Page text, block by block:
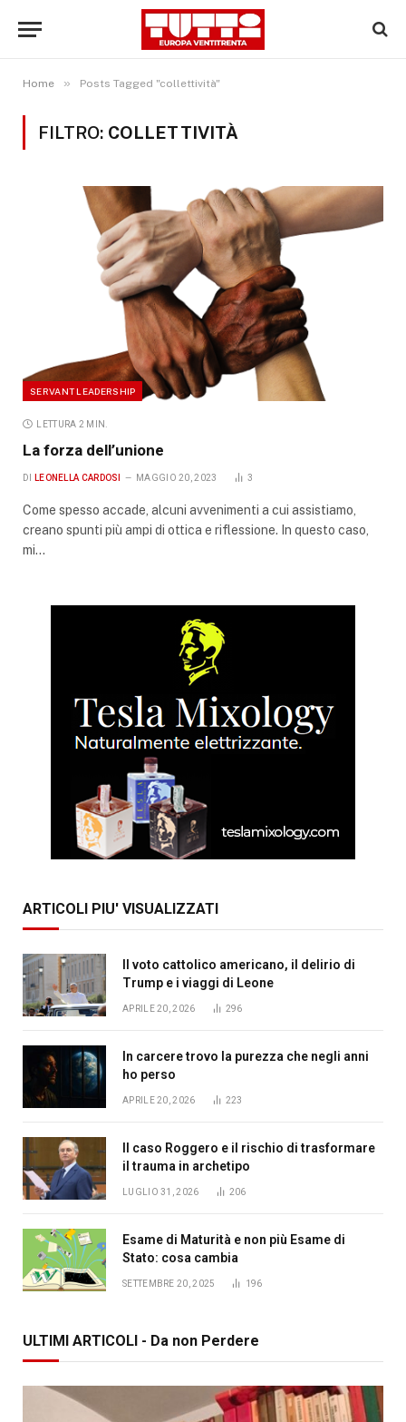
Home » Posts Tagged "collettività"
FILTRO: COLLETTIVITÀ
SERVANT LEADERSHIP
LETTURA 2 MIN.
La forza dell’unione
DI LEONELLA CARDOSI MAGGIO 20, 2023 3
Come spesso accade, alcuni avvenimenti a cui assistiamo,
creano spunti più ampi di ottica e riflessione. In questo caso,
mi…
ARTICOLI PIU' VISUALIZZATI
Il voto cattolico americano, il delirio di
Trump e i viaggi di Leone
APRILE 20, 2026 296
In carcere trovo la purezza che negli anni
ho perso
APRILE 20, 2026 223
Il caso Roggero e il rischio di trasformare
il trauma in archetipo
LUGLIO 31, 2026 206
Esame di Maturità e non più Esame di
Stato: cosa cambia
SETTEMBRE 20, 2025 196
ULTIMI ARTICOLI - Da non Perdere